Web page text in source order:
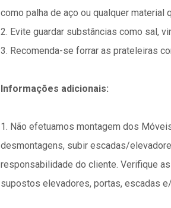
como palha de aço ou qualquer material
2. Evite guardar substâncias como sal,
3. Recomenda-se forrar as prateleiras
Informações adicionais:
1. Não efetuamos montagem dos
desmontagens, subir escadas/
responsabilidade do cliente. Verifique
supostos elevadores, portas, escadas